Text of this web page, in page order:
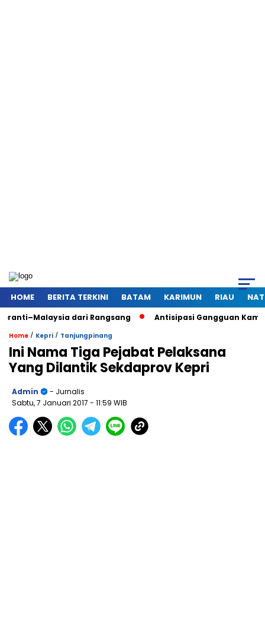
HOME BERITA TERKINI BATAM KARIMUN RIAU
dari Rangsang Antisipasi Gangguan Kamtibmas Saat
Home / Kepri / Tanjungpinang
Ini Nama Tiga Pejabat Pelaksana
Yang Dilantik Sekdaprov Kepri
Admin
- Jurnalis
Sabtu, 7 Januari 2017 - 11:59 WIB